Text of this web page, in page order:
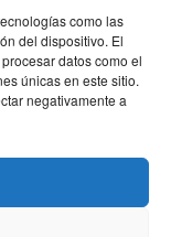
como las
del dispositivo. El
datos como el
únicas en este sitio.
negativamente a
torrent
Windows